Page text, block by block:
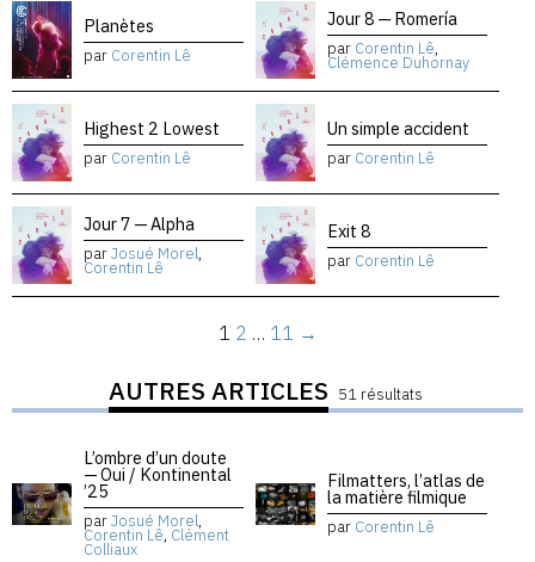
Planètes
par Corentin Lê
Jour 8 — Romería
par Corentin Lê,
Clémence Duhornay
Highest 2 Lowest
par Corentin Lê
Un simple accident
par Corentin Lê
Jour 7 — Alpha
parJosué Morel,
Corentin Lê
Exit 8
par Corentin Lê
1 2 … 11 →
AUTRES ARTICLES 51 résultats
L’ombre d’un doute
— Oui / Kontinental
’25
parJosué Morel,
Corentin Lê, Clément
Colliaux
Filmatters, l’atlas de
la matière filmique
par Corentin Lê